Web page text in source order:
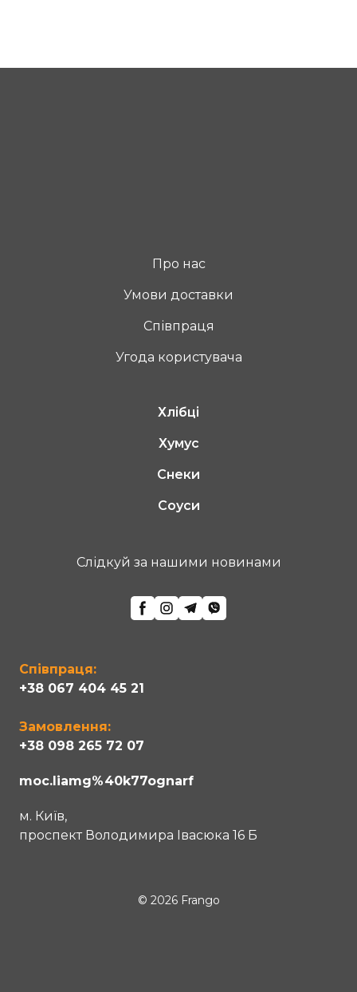
Про нас
Умови доставки
Співпраця
Угода користувача
Хлібці
Хумус
Снеки
Соуси
Cлідкуй за нашими новинами
Співпраця:
+38 067 404 45 21
Замовлення:
+38 098 265 72 07
moc.liamg%40k77ognarf
м. Київ,
проспект Володимира Івасюка 16 Б
© 2026 Frango